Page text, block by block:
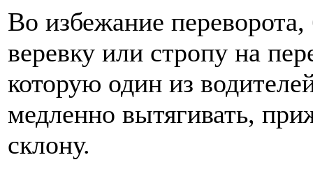
Во избежание
веревку или стропу на
которую один из
медленно вытягивать,
склону.